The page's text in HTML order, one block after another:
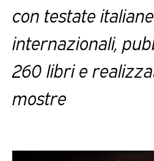
con testate
internazionali,
260 libri e
mostre